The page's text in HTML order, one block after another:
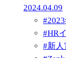
2024.04.09
#
#HR
#新人